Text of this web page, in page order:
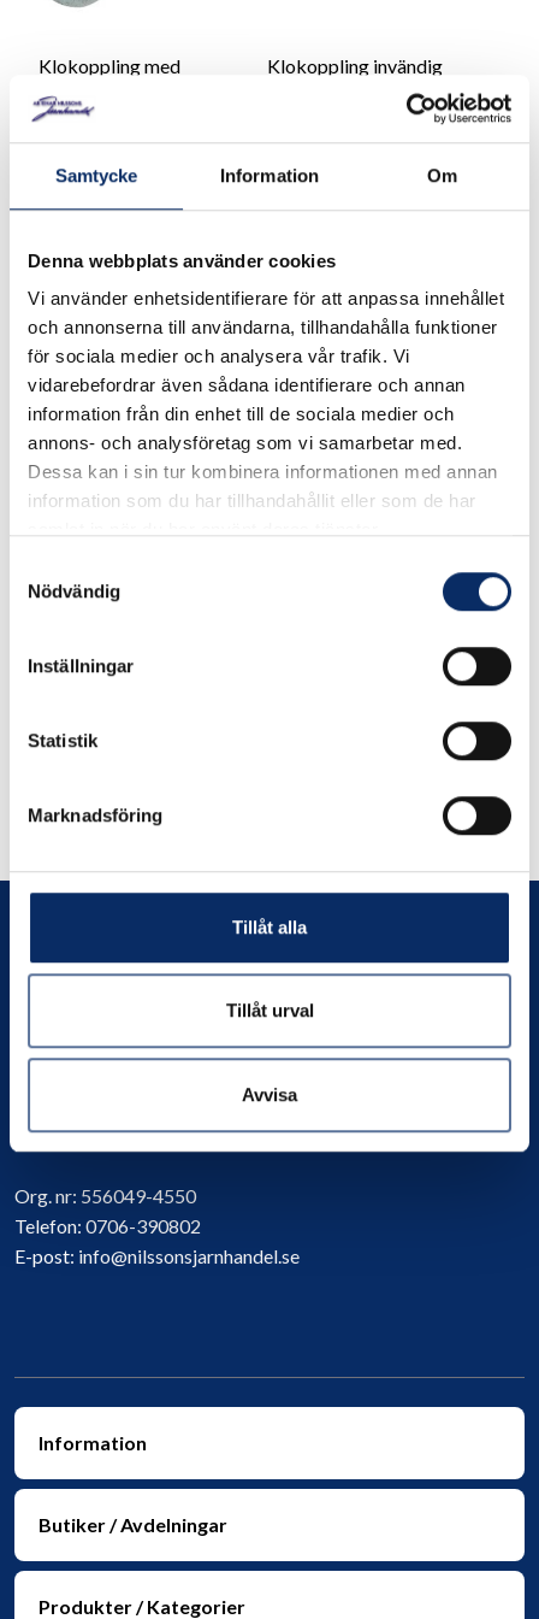
Samtycke Information Om
Denna webbplats använder cookies
Vi använder enhetsidentifierare för att anpassa innehållet
och annonserna till användarna, tillhandahålla funktioner
för sociala medier och analysera vår trafik. Vi
vidarebefordrar även sådana identifierare och annan
information från din enhet till de sociala medier och
annons- och analysföretag som vi samarbetar med.
Dessa kan i sin tur kombinera informationen med annan
information som du har tillhandahållit eller som de har
Nödvändig
Inställningar
Statistik
Marknadsföring
Tillåt alla
Tillåt urval
Avvisa
Klokoppling med
slanghals
79kr
exkl. moms: 63kr
Klokoppling invändig
79kr
exkl. moms: 63kr
Klokoppling utvändig
Kontakta oss
Org. nr: 556049-4550
Telefon: 0706-390802
E-post: info@nilssonsjarnhandel.se
Information
Butiker / Avdelningar
Produkter / Kategorier